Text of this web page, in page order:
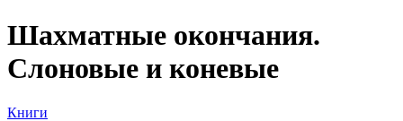
Шахматные окончания.
Слоновые и коневые
Книги